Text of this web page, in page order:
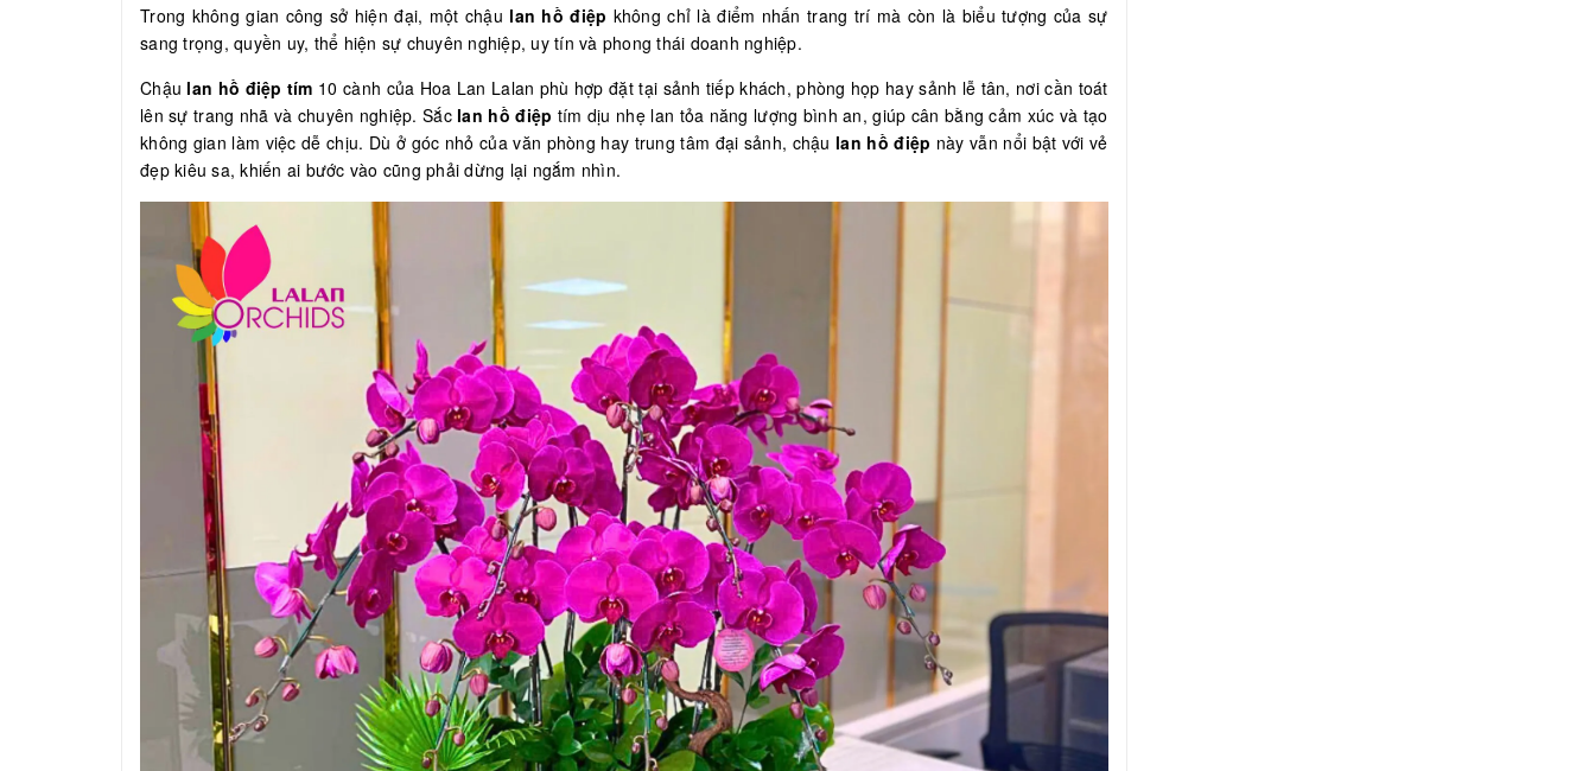
Trong không gian công sở hiện đại, một chậu lan hồ điệp không chỉ là điểm nhấn trang trí mà còn là biểu tượng của sự
sang trọng, quyền uy, thể hiện sự chuyên nghiệp, uy tín và phong thái doanh nghiệp.
Chậu lan hồ điệp tím 10 cành của Hoa Lan Lalan phù hợp đặt tại sảnh tiếp khách, phòng họp hay sảnh lễ tân, nơi cần toát
lên sự trang nhã và chuyên nghiệp. Sắc lan hồ điệp tím dịu nhẹ lan tỏa năng lượng bình an, giúp cân bằng cảm xúc và tạo
không gian làm việc dễ chịu. Dù ở góc nhỏ của văn phòng hay trung tâm đại sảnh, chậu lan hồ điệp này vẫn nổi bật với vẻ
đẹp kiêu sa, khiến ai bước vào cũng phải dừng lại ngắm nhìn.